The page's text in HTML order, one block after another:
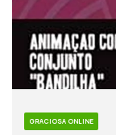
GRACIOSA ONLINE